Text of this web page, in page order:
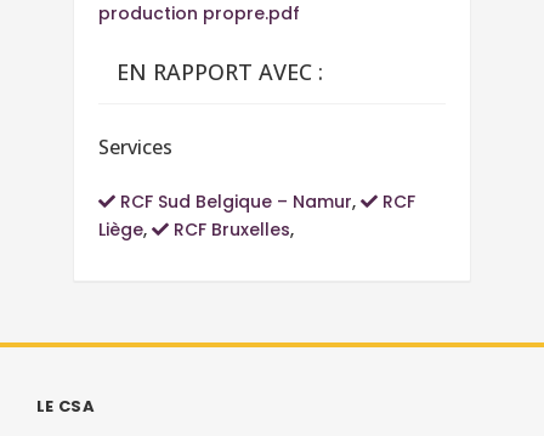
production propre.pdf
EN RAPPORT AVEC :
Services
RCF Sud Belgique – Namur,
RCF
Liège, RCF Bruxelles,
LE CSA